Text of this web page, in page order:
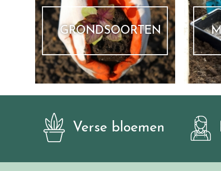
GRONDSOORTEN
Verse bloemen